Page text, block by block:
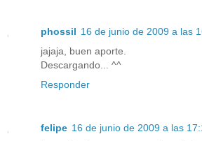
phossil 16 de junio de 2009 a las
jajaja, buen aporte.
Descargando... ^^
Responder
felipe 16 de junio de 2009 a las